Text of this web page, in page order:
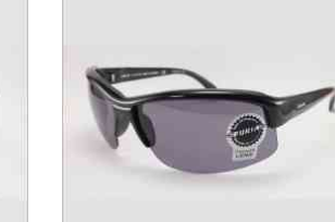
Unisex model
Linija: Furia X-Sport
Okvir: Grilamid TR-90
Leće: Trivex Polarizirane